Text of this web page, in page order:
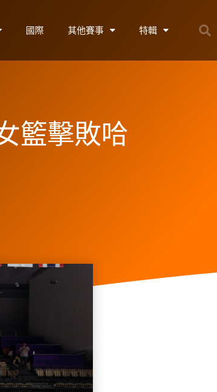
國際 其他賽事 特輯
籃擊敗哈